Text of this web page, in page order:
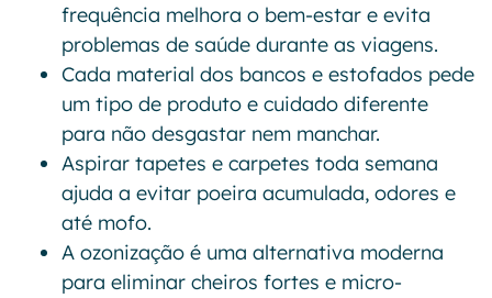
frequência melhora o bem-estar e evita
problemas de saúde durante as viagens.
Cada material dos bancos e estofados pede
um tipo de produto e cuidado diferente
para não desgastar nem manchar.
Aspirar tapetes e carpetes toda semana
ajuda a evitar poeira acumulada, odores e
até mofo.
A ozonização é uma alternativa moderna
para eliminar cheiros fortes e micro-